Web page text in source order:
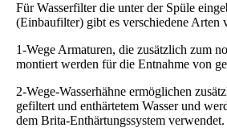
Für Wasserfilter die unter der Spüle
(Einbaufilter) gibt es verschiedene Arten
1-Wege Armaturen, die zusätzlich zum
montiert werden für die Entnahme von
2-Wege-Wasserhähne ermöglichen
gefiltert und enthärtetem Wasser und
dem Brita-Enthärtungssystem verwendet.